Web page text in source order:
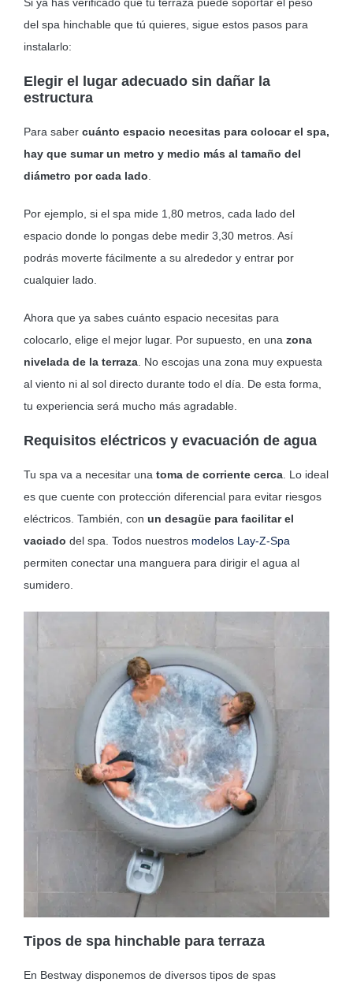
del spa hinchable que tú quieres, sigue estos pasos para
instalarlo:
Elegir el lugar adecuado sin dañar la
estructura
Para saber cuánto espacio necesitas para colocar el spa,
hay que sumar un metro y medio más al tamaño del
diámetro por cada lado
Por ejemplo, si el spa mide 1,80 metros, cada lado del
espacio donde lo pongas debe medir 3,30 metros. Así
podrás moverte fácilmente a su alrededor y entrar por
cualquier lado.
Ahora que ya sabes cuánto espacio necesitas para
colocarlo, elige el mejor lugar. Por supuesto, en una zona
nivelada de la terraza. No escojas una zona muy expuesta
al viento ni al sol directo durante todo el día. De esta forma,
tu experiencia será mucho más agradable.
Requisitos eléctricos y evacuación de agua
Tu spa va a necesitar una toma de corriente cerca. Lo ideal
es que cuente con protección diferencial para evitar riesgos
eléctricos. También, con un desagüe para facilitar el
vaciado del spa. Todos nuestros modelos Lay-Z-Spa
permiten conectar una manguera para dirigir el agua al
sumidero.
Tipos de spa hinchable para terraza
En Bestway disponemos de diversos tipos de spas